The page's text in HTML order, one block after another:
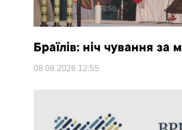
Браїлів: ніч чування за
08.08.2026 12:55